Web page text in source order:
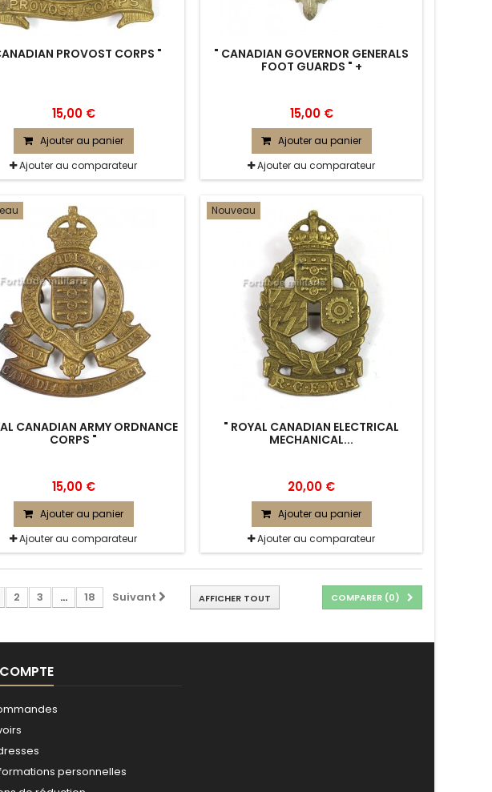
PROVOST CORPS "
15,00 €
Ajouter au panier
Ajouter au comparateur
" CANADIAN GOVERNOR GENERALS
FOOT GUARDS " +
15,00 €
Ajouter au panier
Ajouter au comparateur
CANADIAN ARMY ORDNANCE
CORPS "
15,00 €
Ajouter au panier
Ajouter au comparateur
Nouveau
" ROYAL CANADIAN ELECTRICAL
MECHANICAL...
20,00 €
Ajouter au panier
Ajouter au comparateur
COMPARER (0)
AFFICHER TOUT
2 3 ... 18 Suivant
personnelles